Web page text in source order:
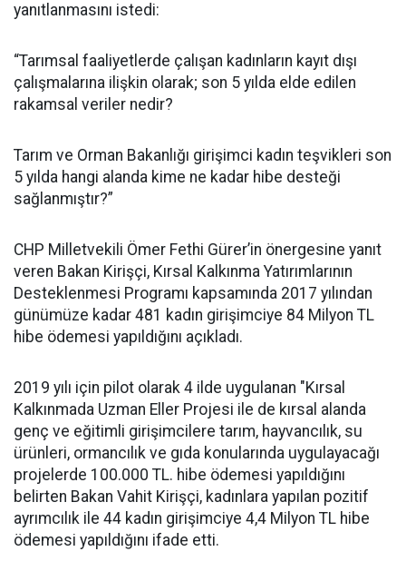
yanıtlanmasını istedi:
“Tarımsal faaliyetlerde çalışan kadınların kayıt dışı
çalışmalarına ilişkin olarak; son 5 yılda elde edilen
rakamsal veriler nedir?
Tarım ve Orman Bakanlığı girişimci kadın teşvikleri son
5 yılda hangi alanda kime ne kadar hibe desteği
sağlanmıştır?”
CHP Milletvekili Ömer Fethi Gürer’in önergesine yanıt
veren Bakan Kirişçi, Kırsal Kalkınma Yatırımlarının
Desteklenmesi Programı kapsamında 2017 yılından
günümüze kadar 481 kadın girişimciye 84 Milyon TL
hibe ödemesi yapıldığını açıkladı.
2019 yılı için pilot olarak 4 ilde uygulanan "Kırsal
Kalkınmada Uzman Eller Projesi ile de kırsal alanda
genç ve eğitimli girişimcilere tarım, hayvancılık, su
ürünleri, ormancılık ve gıda konularında uygulayacağı
projelerde 100.000 TL. hibe ödemesi yapıldığını
belirten Bakan Vahit Kirişçi, kadınlara yapılan pozitif
ayrımcılık ile 44 kadın girişimciye 4,4 Milyon TL hibe
ödemesi yapıldığını ifade etti.